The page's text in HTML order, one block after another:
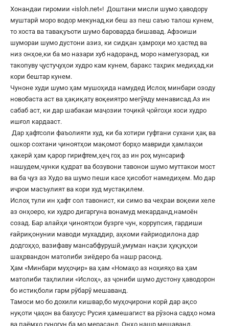
Хонандаи гиромии «isloh.net«! Доштани мисли шумо ҳаводору
муштарӣ моро водор мекунад,ки беш аз пеш саъю талош кунем,
то хоста ва тавақуъоти шумо бароварда бишавад. Афзоиши
шумораи шумо дустони азиз, ки сидқан ҳамроҳи мо ҳастед ва
низ онҳое,ки ба мо назари хуб надоранд, моро намегузорад, ки
такопуву ҷустуҷуҳои худро кам кунем, баракс таҳрик медиҳад,ки
кори бештар кунем.
Чуноне худи шумо ҳам мушоҳида намудед Ислоҳ минбари озоду
новобаста аст ва ҳақиқату воқеиятро мегӯяду менависад.Аз ин
сабаб аст, ки дар шабакаи маҷозии тоҷикӣ ҷойгоҳи хоси худро
ишғол кардааст.
Дар ҳафтсоли фаъолияти худ, ки ба хотири гуфтани сухани ҳақ ва
ошкор сохтани ҷиноятҳои мақомот борҳо мавриди ҳамлаҳои
ҳакерӣ ҳам қарор гирифтем,ҳеҷ гоҳ аз ин роҳ мунсариф
нашудем,чунки қудрат ва бозувони тавонои шумо муттакои мост
ва ба ҷуз аз Худо ва шумо пеши касе ҳисобот намедиҳем. Мо дар
иҷрои масъулият ва кори худ мустақилем.
Ислоҳ тули ин ҳафт сол тавонист, ки симо ва чеҳраи воқеии хеле
аз онҳоеро, ки худро дигаргуна вонамуд мекарданд,намоён
созад. Бар алайҳи ҷиноятҳои бузрге чун, коррупсия, гардиши
ғайриқонунии маводи мухаддир, аҳкоми ғайриодилона дар
додгоҳҳо, вазифаву мансабфурушӣ,умуман нақзи ҳуқуқҳои
шаҳрвандон матолиби зиёдеро ба нашр расонд.
Ҳам «Минбари муҳоҷир» ва ҳам «Номаҳо аз ноҳияҳо ва ҳам
матолиби таҳлилии «Ислоҳ», аз ҷониби шумо дустону ҳаводорон
бо истиқболи гарм рӯбарӯ мешаванд.
Тамоси мо бо дохили кишвар,бо муҳоҷирони корӣ дар ақсо
нуқоти ҷаҳон ва бахусус Русия ҳамешагист ва рӯзона садҳо нома
ва паёмҳо гуногун ба мо мерасанд. Онҳо нашр мешаванд.